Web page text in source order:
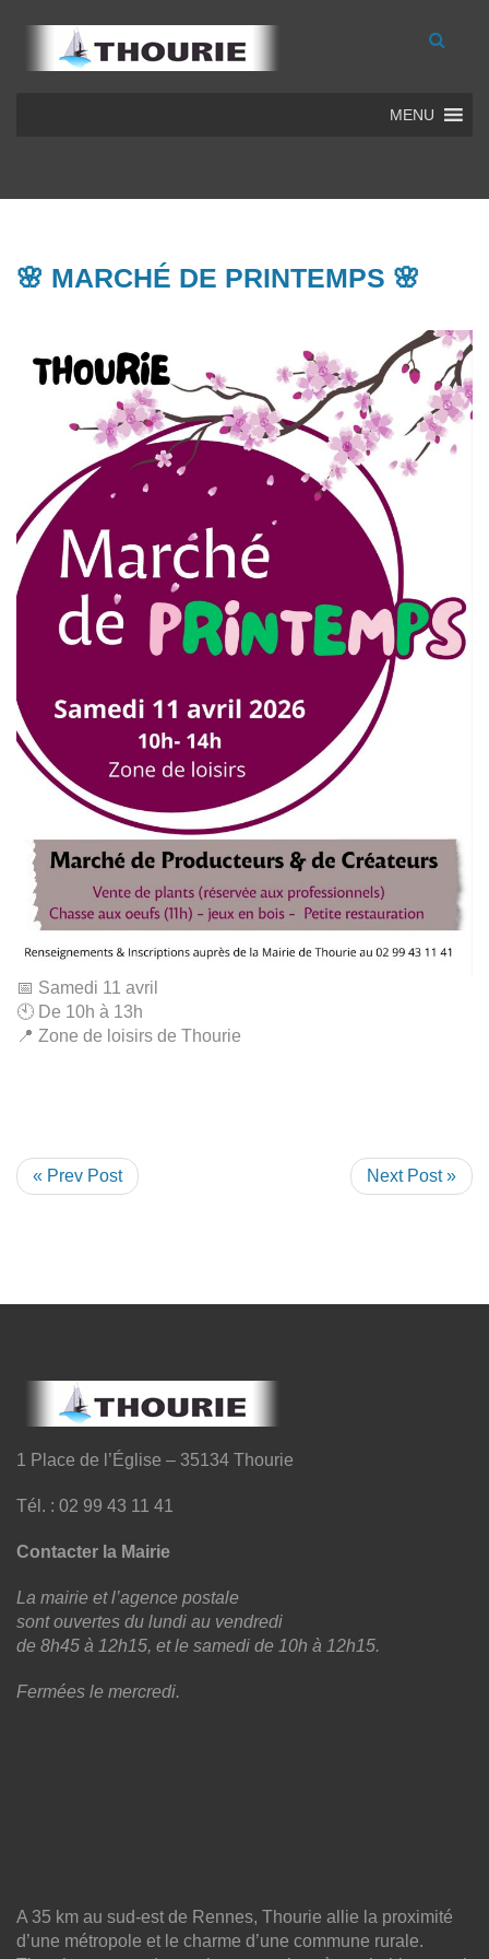
MENU
🌸 MARCHÉ DE PRINTEMPS 🌸
📅 Samedi 11 avril
🕙 De 10h à 13h
📍 Zone de loisirs de Thourie
« Prev Post Next Post »
1 Place de l’Église – 35134 Thourie
Tél. : 02 99 43 11 41
Contacter la Mairie
La mairie et l’agence postale
sont ouvertes du lundi au vendredi
de 8h45 à 12h15, et le samedi de 10h à 12h15.
Fermées le mercredi.
A 35 km au sud-est de Rennes, Thourie allie la proximité
d’une métropole et le charme d’une commune rurale.